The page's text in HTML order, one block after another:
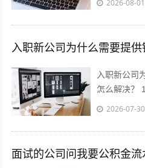
2026-08-01
入职新公司
怎么解决？
水真不是公
2026-07-30
面试的公司问我要公积金